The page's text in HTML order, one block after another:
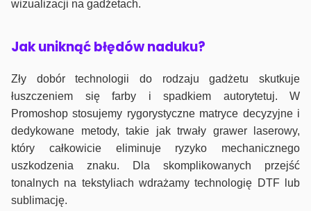
wizualizacji na gadżetach.
Jak uniknąć błędów naduku?
Zły dobór technologii do rodzaju gadżetu skutkuje
łuszczeniem się farby i spadkiem autorytetuj. W
Promoshop stosujemy rygorystyczne matryce decyzyjne i
dedykowane metody, takie jak trwały grawer laserowy,
który całkowicie eliminuje ryzyko mechanicznego
uszkodzenia znaku. Dla skomplikowanych przejść
tonalnych na tekstyliach wdrażamy technologię DTF lub
sublimację.